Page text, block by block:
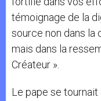
témoignage de la
source non dans la
mais dans la
Créateur ».
Le pape se tournait